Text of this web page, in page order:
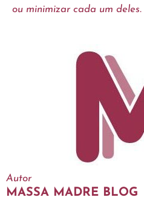
ou minimizar cada um deles.
Autor
MASSA MADRE BLOG